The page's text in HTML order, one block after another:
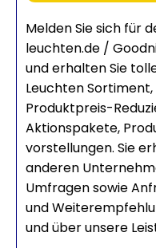
Melden Sie sich für
leuchten.de /
und erhalten Sie
Leuchten
Produktpreis-
Aktionspakete,
vorstellungen. Sie
anderen
Umfragen sowie
und
und über unsere